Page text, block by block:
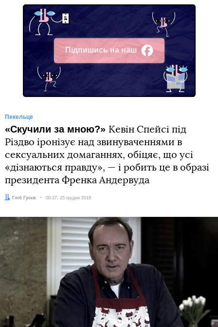
Підпишись на наш
Facebook
Пекельце
«Cкучили за мною?» Кевін Спейсі під
Різдво іронізує над звинуваченнями в
сексуальних домаганнях, обіцяє, що усі
«дізнаються правду», — і робить це в образі
президента Френка Андервуда
Автор:Гліб Гусєв Дата:
00:37, 25 грудня 2018